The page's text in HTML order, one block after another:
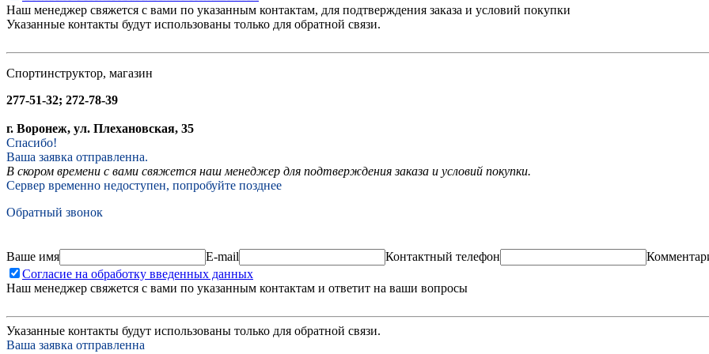
Наш менеджер свяжется с вами по указанным контактам, для подтверждения заказа и условий покупки
Указанные контакты будут использованы только для обратной связи.
Спортинструктор, магазин
277-51-32; 272-78-39
г. Воронеж, ул. Плехановская, 35
Спасибо!
Ваша заявка отправленна.
В скором времени с вами свяжется наш менеджер для подтверждения заказа и условий покупки.
Сервер временно недоступен, попробуйте позднее
Обратный звонок
Ваше имя E-mail Контактный телефон
Согласие на обработку введенных данных
Наш менеджер свяжется с вами по указанным контактам и ответит на ваши вопросы
Указанные контакты будут использованы только для обратной связи.
Ваша заявка отправленна